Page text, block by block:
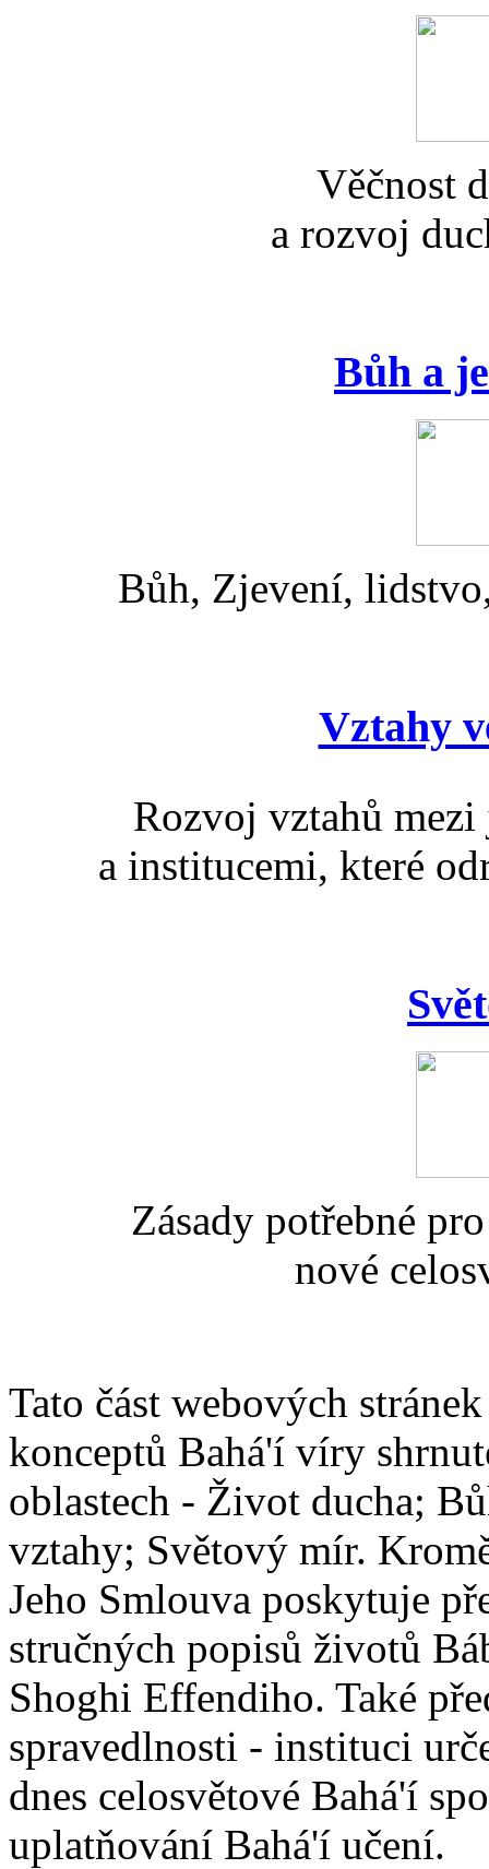
Věčnost
a rozvoj
Bůh a
Bůh, Zjevení,
Vztahy
Rozvoj vztahů
a institucemi, které
Zásady potřebné
nové
Tato část webových
konceptů Bahá'í víry
oblastech - Život ducha;
vztahy; Světový mír.
Jeho Smlouva poskytuje
stručných popisů životů
Shoghi Effendiho. Také
spravedlnosti - instituci
dnes celosvětové Bahá'í
uplatňování Bahá'í učení.